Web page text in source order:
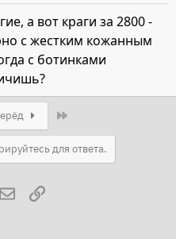
а вот краги за 2800 -
с жестким кожанным
с ботинками
для ответа.
Электронная почта
Ссылка